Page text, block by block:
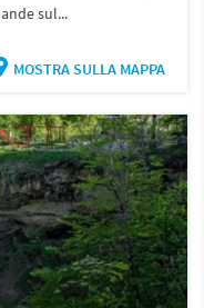
sul...
MOSTRA SULLA MAPPA